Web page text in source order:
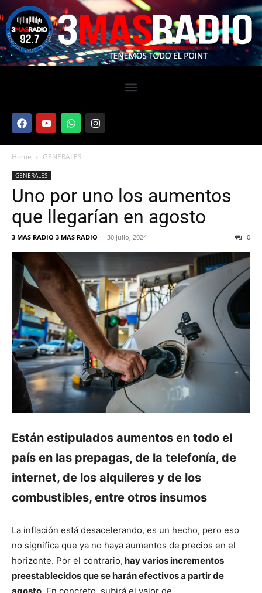
Home GENERALES
GENERALES
Uno por uno los aumentos
que llegarían en agosto
3 MAS RADIO 3 MAS RADIO - 30 julio, 2024 0
Están estipulados aumentos en todo el
país en las prepagas, de la telefonía, de
internet, de los alquileres y de los
combustibles, entre otros insumos
La inflación está desacelerando, es un hecho, pero eso
no significa que ya no haya aumentos de precios en el
horizonte. Por el contrario, hay varios incrementos
preestablecidos que se harán efectivos a partir de